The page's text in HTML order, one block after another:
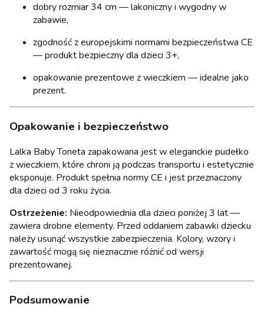
dobry rozmiar 34 cm — lakoniczny i wygodny w
zabawie,
zgodność z europejskimi normami bezpieczeństwa CE
— produkt bezpieczny dla dzieci 3+,
opakowanie prezentowe z wieczkiem — idealne jako
prezent.
Opakowanie i bezpieczeństwo
Lalka Baby Toneta zapakowana jest w eleganckie pudełko
z wieczkiem, które chroni ją podczas transportu i estetycznie
eksponuje. Produkt spełnia normy CE i jest przeznaczony
dla dzieci od 3 roku życia.
Ostrzeżenie: Nieodpowiednia dla dzieci poniżej 3 lat —
zawiera drobne elementy. Przed oddaniem zabawki dziecku
należy usunąć wszystkie zabezpieczenia. Kolory, wzory i
zawartość mogą się nieznacznie różnić od wersji
prezentowanej.
Podsumowanie